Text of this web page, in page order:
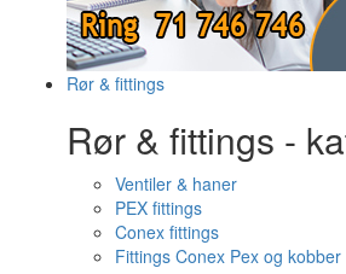
Rør & fittings
Rør & fittings -
Ventiler & haner
PEX fittings
Conex fittings
Fittings Conex Pex og kobber